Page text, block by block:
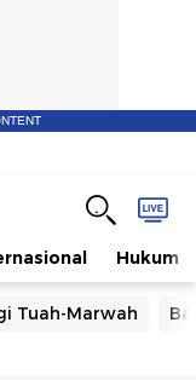
Hukum
Tuah-Marwah